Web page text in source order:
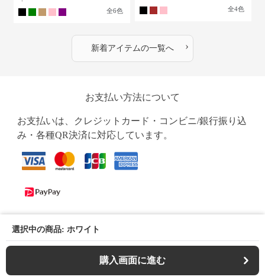
選択中の商品: ホワイト
購入画面に進む
全6色 全4色
新着アイテムの一覧へ ›
お支払い方法について
お支払いは、クレジットカード・コンビニ/銀行振り込
み・各種QR決済に対応しています。